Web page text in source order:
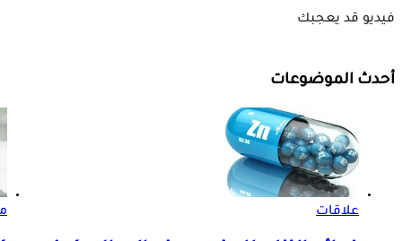
فيديو قد يعجبك
أحدث الموضوعات
علاقات